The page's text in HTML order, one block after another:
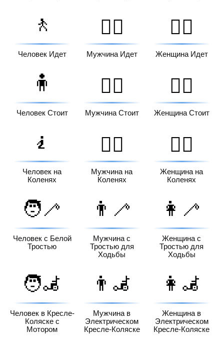
🚶
Человек Идет
🚶‍♂️
Мужчина Идет
🚶‍♀️
Женщина Идет
🧍
Человек Стоит
🧍‍♂️
Мужчина Стоит
🧍‍♀️
Женщина Стоит
🧎
Человек на
Коленях
🧎‍♂️
Мужчина на
Коленях
🧎‍♀️
Женщина на
Коленях
🧑‍🦯
Человек с Белой
Тростью
👨‍🦯
Мужчина с
Тростью для
Ходьбы
👩‍🦯
Женщина с
Тростью для
Ходьбы
🧑‍🦼
Человек в Кресле-
Коляске с
Мотором
👨‍🦼
Мужчина в
Электрическом
Кресле-Коляске
👩‍🦼
Женщина в
Электрическом
Кресле-Коляске